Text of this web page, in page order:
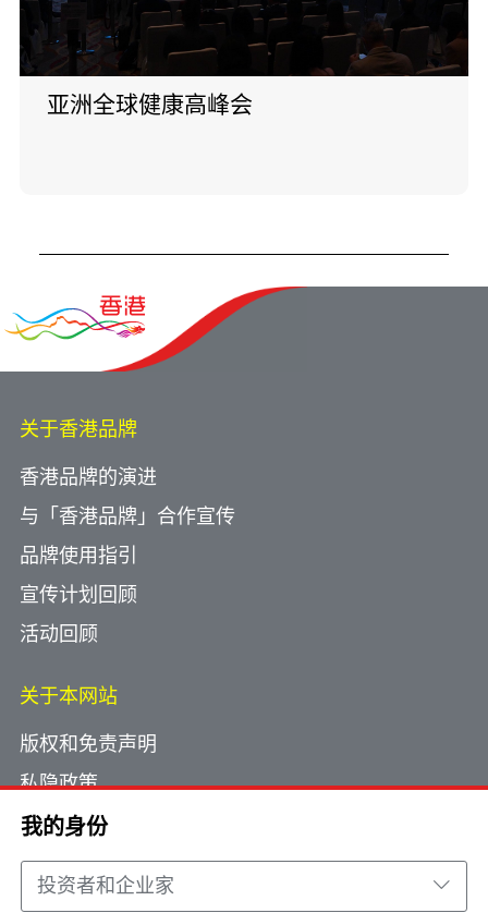
我的身份
投资者和企业家
亚洲全球健康高峰会
关于香港品牌
香港品牌的演进
与「香港品牌」合作宣传
品牌使用指引
宣传计划回顾
活动回顾
关于本网站
版权和免责声明
私隐政策
使用小型文字档案
网页指南
联络我们